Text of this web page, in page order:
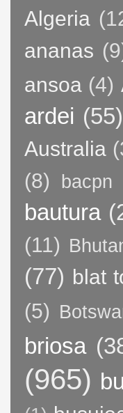
Algeria
ananas
ansoa (4)
ardei (55)
Australia
(8) bacpn
bautura
(11)
(77) blat
(5)
briosa
(965)